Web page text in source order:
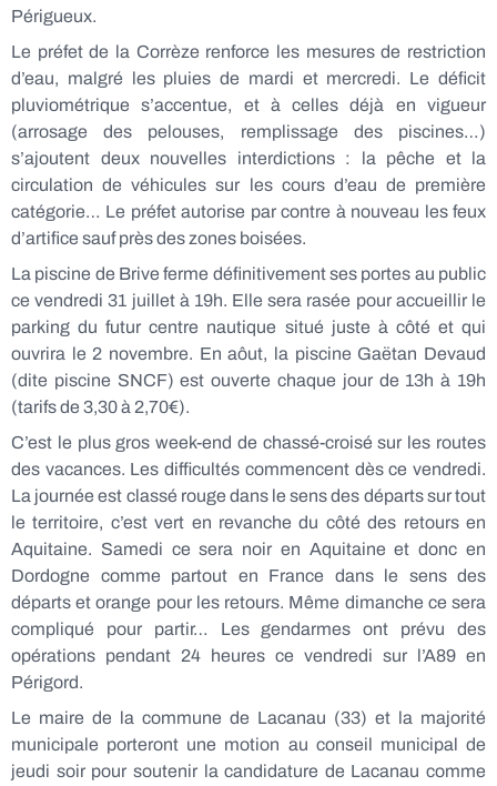
Périgueux.
Le préfet de la Corrèze renforce les mesures de restriction
d’eau, malgré les pluies de mardi et mercredi. Le déficit
pluviométrique s’accentue, et à celles déjà en vigueur
(arrosage des pelouses, remplissage des piscines…)
s’ajoutent deux nouvelles interdictions : la pêche et la
circulation de véhicules sur les cours d’eau de première
catégorie… Le préfet autorise par contre à nouveau les feux
d’artifice sauf près des zones boisées.
La piscine de Brive ferme définitivement ses portes au public
ce vendredi 31 juillet à 19h. Elle sera rasée pour accueillir le
parking du futur centre nautique situé juste à côté et qui
ouvrira le 2 novembre. En aôut, la piscine Gaëtan Devaud
(dite piscine SNCF) est ouverte chaque jour de 13h à 19h
(tarifs de 3,30 à 2,70€).
C’est le plus gros week-end de chassé-croisé sur les routes
des vacances. Les difficultés commencent dès ce vendredi.
La journée est classé rouge dans le sens des départs sur tout
le territoire, c’est vert en revanche du côté des retours en
Aquitaine. Samedi ce sera noir en Aquitaine et donc en
Dordogne comme partout en France dans le sens des
départs et orange pour les retours. Même dimanche ce sera
compliqué pour partir… Les gendarmes ont prévu des
opérations pendant 24 heures ce vendredi sur l’A89 en
Périgord.
Le maire de la commune de Lacanau (33) et la majorité
municipale porteront une motion au conseil municipal de
jeudi soir pour soutenir la candidature de Lacanau comme